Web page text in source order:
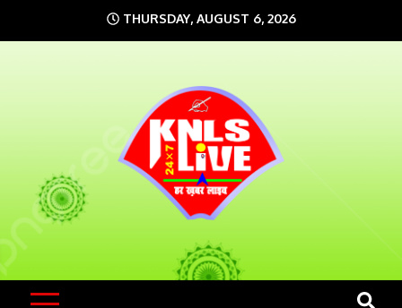
to
THURSDAY, AUGUST 6, 2026
KNLS LIVE
India`s No.1 News Portal